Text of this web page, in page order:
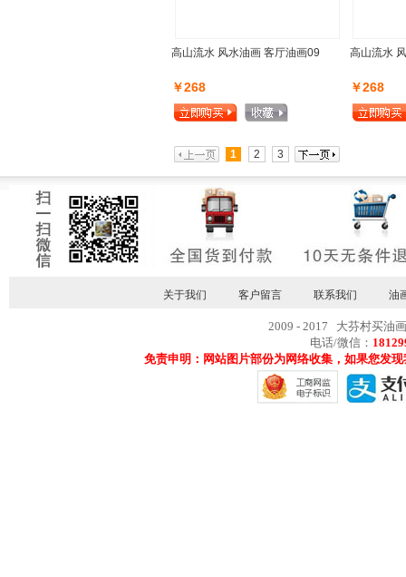
高山流水 风水油画 客厅油画09
￥268
高山流水
￥268
1 2 3
关于我们 客户留言 联系我们 油
2009 - 2017 大芬村买油
电话/微信：
免责申明：网站图片部份为网络收集，如果您发